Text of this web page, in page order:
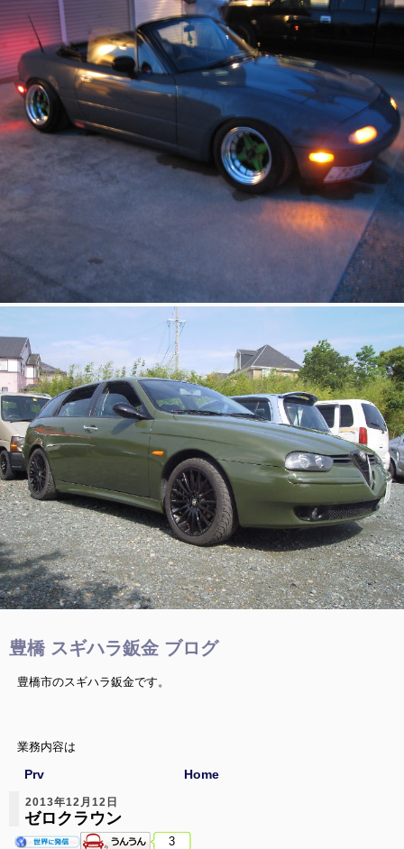
豊橋 スギハラ鈑金 ブログ
豊橋市のスギハラ鈑金です。
業務内容は
鈑金、塗装、カスタム、全塗装 などいろいろやってます。
Prv Home
2013年12月12日
ゼロクラウン
3